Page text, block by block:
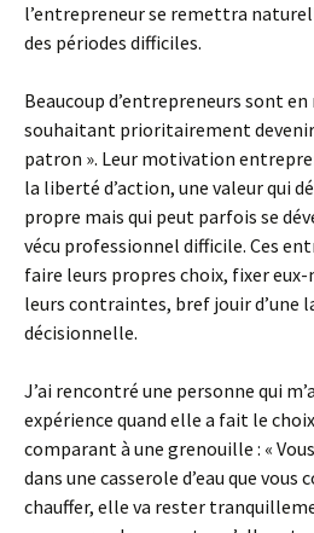
l’entrepreneur se remettra
des périodes difficiles.
Beaucoup d’entrepreneurs sont
souhaitant prioritairement
patron ». Leur motivation
la liberté d’action, une valeur qui
propre mais qui peut parfois se
vécu professionnel difficile. Ces
faire leurs propres choix, fixer
leurs contraintes, bref jouir d’une
décisionnelle.
J’ai rencontré une personne qui
expérience quand elle a fait le
comparant à une grenouille : «
dans une casserole d’eau que vous
chauffer, elle va rester